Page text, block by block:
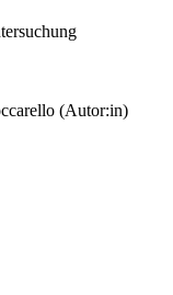
(Autor:in)